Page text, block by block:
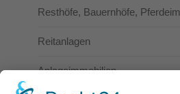
Resthöfe, Bauernhöfe,
Reitanlagen
Anlageimmobilien